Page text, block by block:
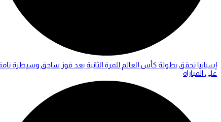
إسبانيا تحقق بطولة كأس العالم للمرة الثانية بعد فوز ساحق وسيطرة تامة
على المباراة